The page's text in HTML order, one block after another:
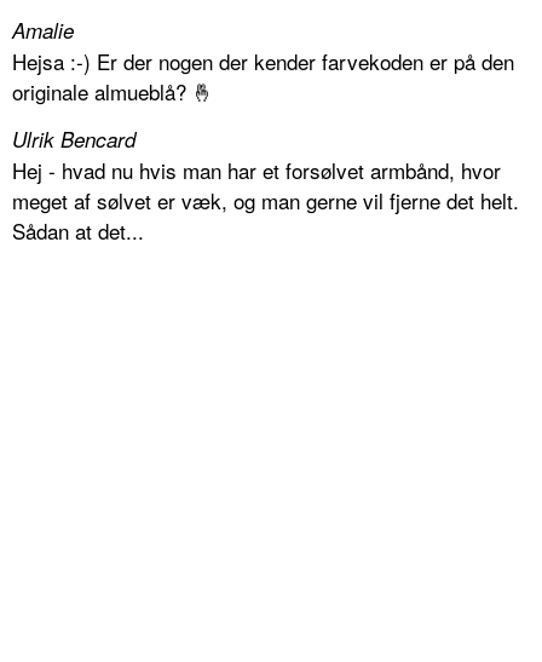
Amalie
Hejsa :-) Er der nogen der kender farvekoden er på den
originale almueblå? 🤞
Ulrik Bencard
Hej - hvad nu hvis man har et forsølvet armbånd, hvor
meget af sølvet er væk, og man gerne vil fjerne det helt.
Sådan at det...